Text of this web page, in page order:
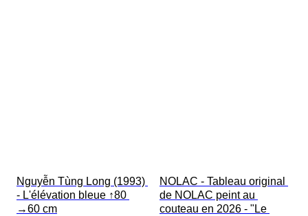
Nguyễn Tùng Long (1993)
- L'élévation bleue ↑80
→60 cm
NOLAC - Tableau original
de NOLAC peint au
couteau en 2026 - "Le